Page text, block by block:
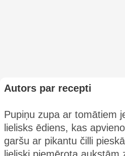
Autors par recepti
Pupiņu zupa ar tomātiem
lielisks ēdiens, kas
garšu ar pikantu čilli